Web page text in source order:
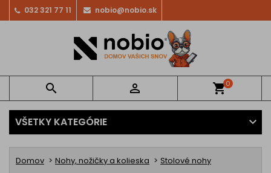
032 321 77 11 nobio@nobio.sk
  shopping_cart0
VŠETKY KATEGÓRIE
Domov Nohy, nožičky a kolieska Stolové nohy